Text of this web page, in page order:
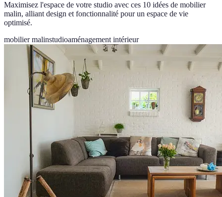
Maximisez l'espace de votre studio avec ces 10 idées de mobilier
malin, alliant design et fonctionnalité pour un espace de vie
optimisé.
mobilier malinstudioaménagement intérieur